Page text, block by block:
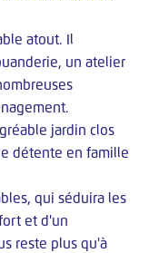
atout. Il
un atelier
jardin clos
détente en famille
qui séduira les
et d'un
reste plus qu'à